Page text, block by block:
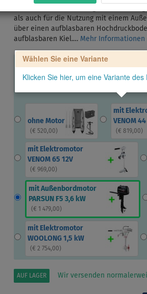
Das Gladiator AK260 AD gehört zur
als auch für die Nutzung mit einem
über einen aufblasbaren
aufblasbaren Kiel.… Mehr Informationen
Wählen Sie eine Variante
Klicken Sie hier, um eine Variante
ohne Motor
(€ 520,00)
mit
VENOM 44
(€ 819,00)
mit Elektromotor
VENOM 65 12V
(€ 969,00)
mit Außenbordmotor
PARSUN F5 3,6 kW
(€ 1 479,00)
mit Elektromotor
WOOLONG 1,5 kW
(€ 2 754,00)
AUF LAGER Wir versenden